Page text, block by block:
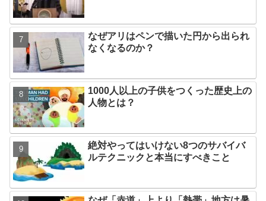
なぜアリはペンで描いた円から出られ
なくなるのか？
1000人以上の子供をつくった歴史上の
人物とは？
絶対やってはいけない8つのサバイバ
ルテクニックと本当にすべきこと